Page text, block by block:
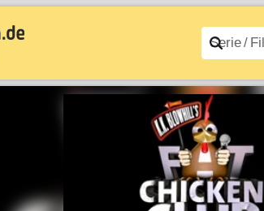
Filme A–Z